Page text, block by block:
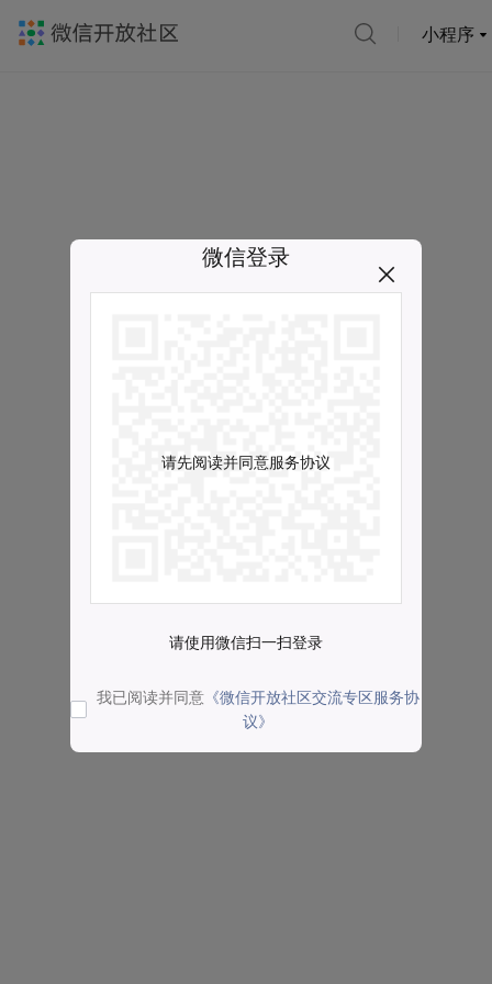
小程序
微信登录
请先阅读并同意服务协议
请使用微信扫一扫登录
我已阅读并同意 《微信开放社区交流专区服务协
议》